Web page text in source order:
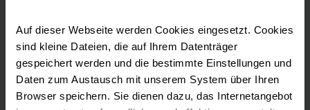
Auf dieser Webseite werden Cookies eingesetzt. Cookies
sind kleine Dateien, die auf Ihrem Datenträger
gespeichert werden und die bestimmte Einstellungen und
Daten zum Austausch mit unserem System über Ihren
Browser speichern. Sie dienen dazu, das Internetangebot
Anfahrt auf Google Maps
Tel:(040) 79 00 64 75